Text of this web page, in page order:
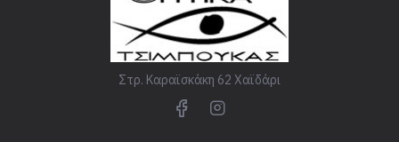
Στρ. Καραϊσκάκη 62 Χαϊδάρι